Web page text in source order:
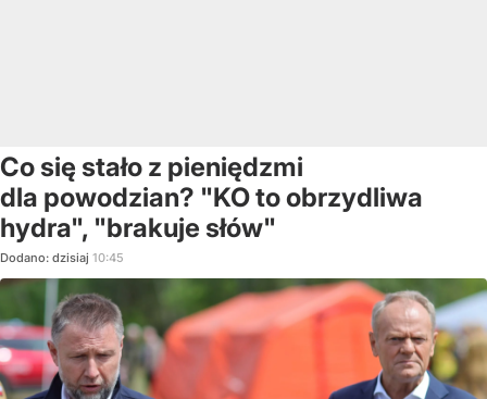
Co się stało z pieniędzmi
dla powodzian? "KO to obrzydliwa
hydra", "brakuje słów"
Dodano: dzisiaj 10:45